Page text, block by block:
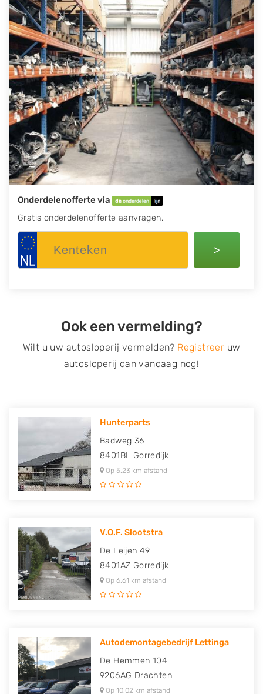
Onderdelenofferte via
Gratis onderdelenofferte aanvragen.
>
Ook een vermelding?
Wilt u uw autosloperij vermelden? Registreer uw
autosloperij dan vandaag nog!
Hunterparts
Badweg 36
8401BL Gorredijk
Op 5,23 km afstand
V.O.F. Slootstra
De Leijen 49
8401AZ Gorredijk
Op 6,61 km afstand
Autodemontagebedrijf Lettinga
De Hemmen 104
9206AG Drachten
Op 10,02 km afstand